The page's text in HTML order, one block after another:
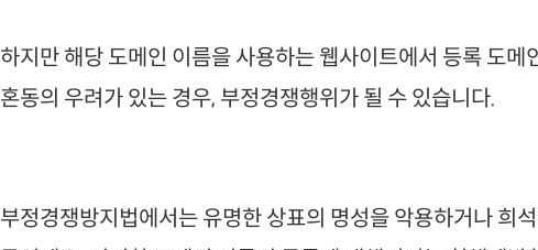
하지만 해당 도메인 이름을 사용하는 웹사이트에서 등록 도
혼동의 우려가 있는 경우, 부정경쟁행위가 될 수 있습니다.
부정경쟁방지법에서는 유명한 상표의 명성을 악용하거나 희